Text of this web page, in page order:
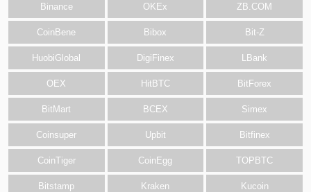
Binance OKEx ZB.COM
CoinBene Bibox Bit-Z
HuobiGlobal DigiFinex LBank
OEX HitBTC BitForex
BitMart BCEX Simex
Coinsuper Upbit Bitfinex
CoinTiger CoinEgg TOPBTC
Bitstamp Kraken Kucoin